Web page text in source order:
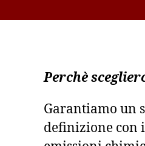
Perchè
Garantiamo un
definizione con